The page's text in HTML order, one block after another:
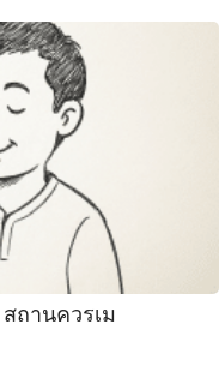
ถานควรเม